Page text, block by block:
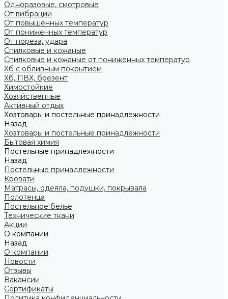
Одноразовые, смотровые
От вибрации
От повышенных температур
От пониженных температур
От пореза, удара
Спилковые и кожаные
Спилковые и кожаные от пониженных температур
Хб с обливным покрытием
Хб, ПВХ, брезент
Химостойкие
Хозяйственные
Активный отдых
Хозтовары и постельные принадлежности
Назад
Хозтовары и постельные принадлежности
Бытовая химия
Постельные принадлежности
Назад
Постельные принадлежности
Кровати
Матрасы, одеяла, подушки, покрывала
Полотенца
Постельное белье
Технические ткани
Акции
О компании
Назад
О компании
Новости
Отзывы
Вакансии
Сертификаты